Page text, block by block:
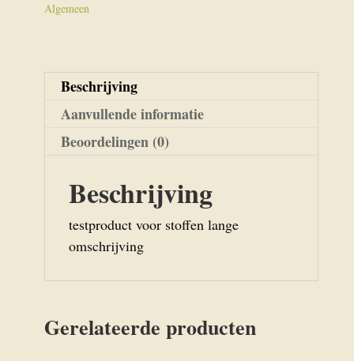
Algemeen
Beschrijving
Aanvullende informatie
Beoordelingen (0)
Beschrijving
testproduct voor stoffen lange
omschrijving
Gerelateerde producten